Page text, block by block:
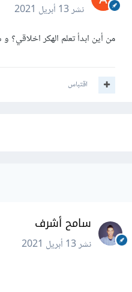
نشر13 أبريل 2021
من أين ابدأ تعلم الهكر اخلاقي؟ و
اقتباس
سامح أشرف
نشر13 أبريل 2021